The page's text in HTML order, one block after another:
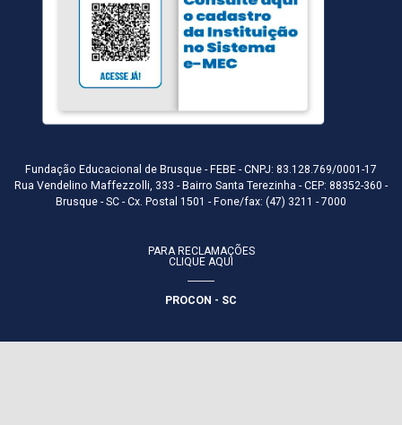
Fundação Educacional de Brusque - FEBE - CNPJ: 83.128.769/0001-17
Rua Vendelino Maffezzolli, 333 - Bairro Santa Terezinha - CEP: 88352-360 -
Brusque - SC - Cx. Postal 1501 - Fone/fax: (47) 3211 - 7000
PARA RECLAMAÇÕES
CLIQUE AQUI
PROCON - SC